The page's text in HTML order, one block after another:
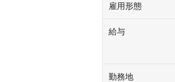
雇用形態
給与
勤務地